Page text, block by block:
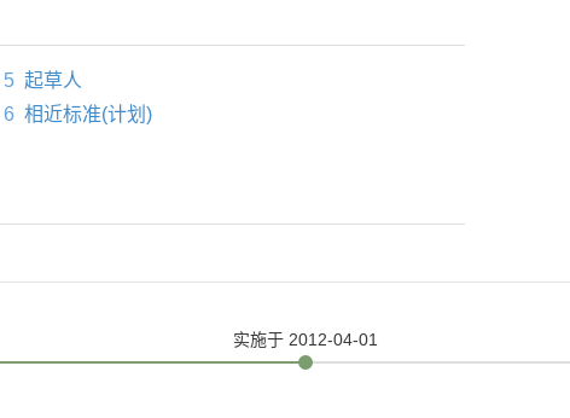
5 起草人
6 相近标准(计划)
实施于 2012-04-01